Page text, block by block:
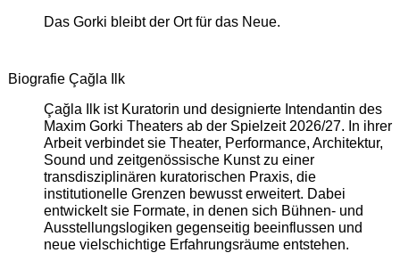
Das Gorki bleibt der Ort für das Neue.
Biografie Çağla Ilk
Çağla Ilk ist Kuratorin und designierte Intendantin des
Maxim Gorki Theaters ab der Spielzeit 2026/27. In ihrer
Arbeit verbindet sie Theater, Performance, Architektur,
Sound und zeitgenössische Kunst zu einer
transdisziplinären kuratorischen Praxis, die
institutionelle Grenzen bewusst erweitert. Dabei
entwickelt sie Formate, in denen sich Bühnen- und
Ausstellungslogiken gegenseitig beeinflussen und
neue vielschichtige Erfahrungsräume entstehen.